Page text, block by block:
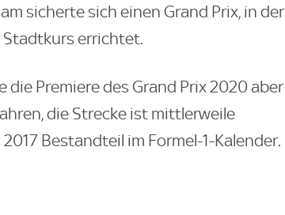
sicherte sich einen Grand Prix, in der
errichtet.
die Premiere des Grand Prix 2020 aber
die Strecke ist mittlerweile
Bestandteil im Formel-1-Kalender.